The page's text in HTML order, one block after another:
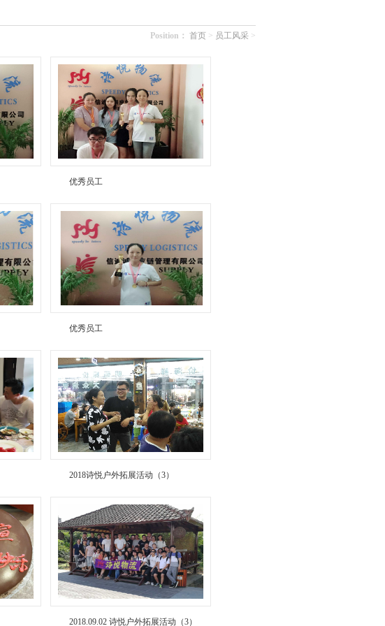
Position： 首页 > 员工风采 >
优秀员工
优秀员工
2018诗悦户外拓展活动（3）
2018.09.02 诗悦户外拓展活动（3）